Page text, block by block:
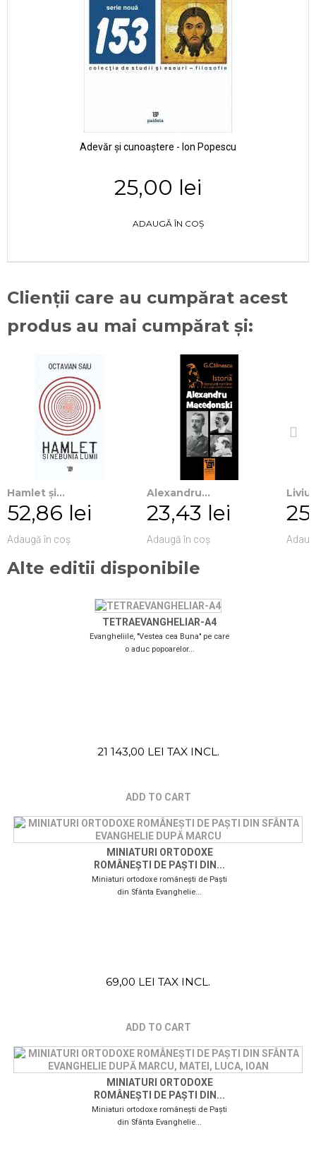
Adevăr și cunoaștere - Ion Popescu
25,00 lei
ADAUGĂ ÎN COȘ
Clienții care au cumpărat acest
produs au mai cumpărat și:
Hamlet şi...
52,86 lei
Adaugă în coș
Alexandru...
23,43 lei
Adaugă în coș
Alte editii disponibile
TETRAEVANGHELIAR-A4
Evangheliile, "Vestea cea Buna" pe care
o aduc popoarelor...
21 143,00 LEI TAX INCL.
ADD TO CART
MINIATURI ORTODOXE
ROMÂNEȘTI DE PAȘTI DIN...
Miniaturi ortodoxe românești de Paști
din Sfânta Evanghelie...
69,00 LEI TAX INCL.
ADD TO CART
MINIATURI ORTODOXE
ROMÂNEȘTI DE PAȘTI DIN...
Miniaturi ortodoxe românești de Paști
din Sfânta Evanghelie...